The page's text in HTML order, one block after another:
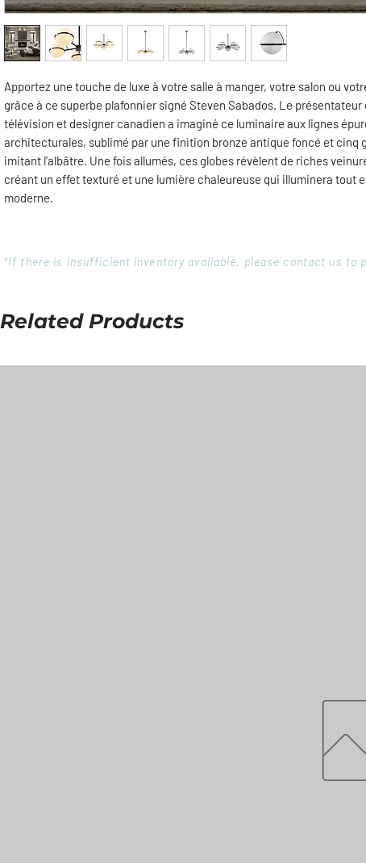
Apportez une touche de luxe à votre salle à manger, votre salon ou
grâce à ce superbe plafonnier signé Steven Sabados. Le présentateur
télévision et designer canadien a imaginé ce luminaire aux lignes
architecturales, sublimé par une finition bronze antique foncé et cinq
imitant l'albâtre. Une fois allumés, ces globes révèlent de riches
créant un effet texturé et une lumière chaleureuse qui illuminera tout
moderne.
*If there is insufficient inventory available, please contact us to
Related Products